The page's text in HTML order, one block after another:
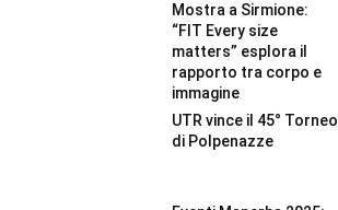
Mostra a Sirmione:
“FIT Every size
matters” esplora il
rapporto tra corpo e
immagine
UTR vince il 45° Torneo
di Polpenazze